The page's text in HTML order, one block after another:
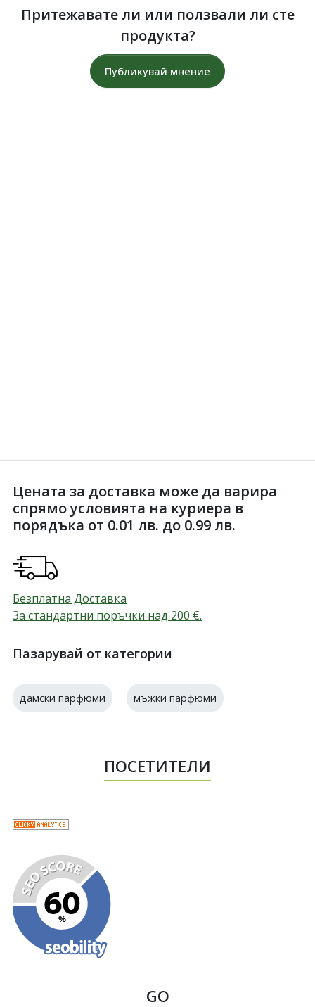
Притежавате ли или ползвали ли сте
продукта?
Публикувай мнение
Цената за доставка може да варира
спрямо условията на куриера в
порядъка от 0.01 лв. до 0.99 лв.
Безплатна Доставка
За стандартни поръчки над 200 €.
Пазарувай от категории
дамски парфюми мъжки парфюми
ПОСЕТИТЕЛИ
GO